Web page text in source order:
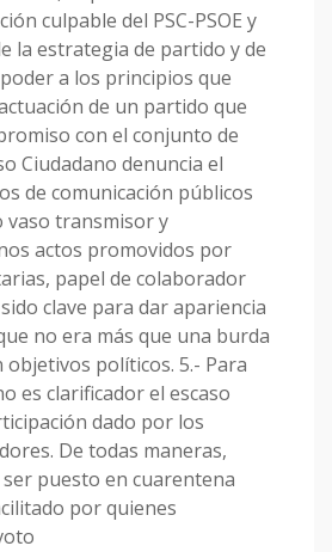
culpable del PSC-PSOE y
la estrategia de partido y de
a los principios que
de un partido que
con el conjunto de
Ciudadano denuncia el
de comunicación públicos
vaso transmisor y
actos promovidos por
papel de colaborador
clave para dar apariencia
no era más que una burda
objetivos políticos. 5.- Para
es clarificador el escaso
dado por los
De todas maneras,
puesto en cuarentena
por quienes